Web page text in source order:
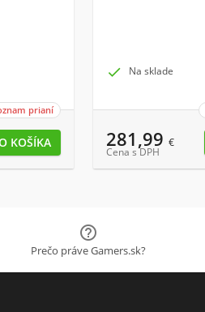
prianí
 Na sklade
281,99 €
Cena s DPH

Prečo práve Gamers.sk?